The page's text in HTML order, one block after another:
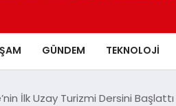
GÜNDEM TEKNOLOJI
İlk Uzay Turizmi Dersini Başlattı